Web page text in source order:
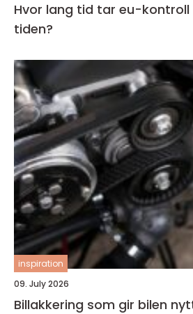
Hvor lang tid tar eu-kontroll
tiden?
inspiration
09. July 2026
Billakkering som gir bilen